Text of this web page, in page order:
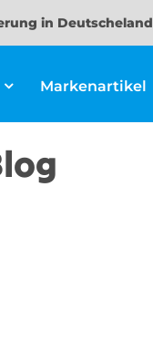
in Deutscheland
Markenartikel